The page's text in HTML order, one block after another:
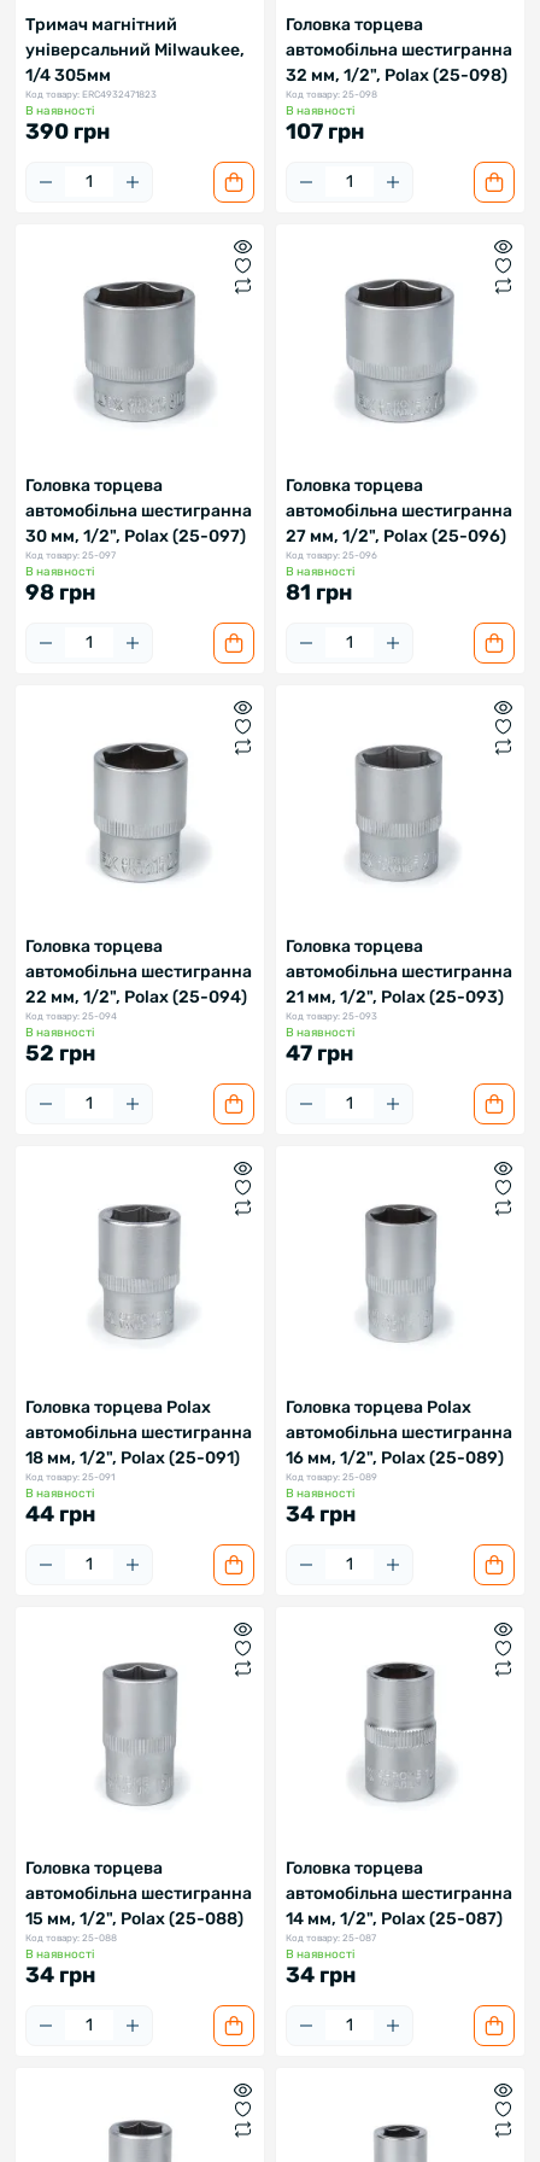
Тримач магнітний
універсальний Milwaukee,
1/4 305мм
Код товару: ERC4932471823
В наявності
390 грн
Головка торцева
автомобільна шестигранна
32 мм, 1/2", Polax (25-098)
Код товару: 25-098
В наявності
107 грн
Головка торцева
автомобільна шестигранна
30 мм, 1/2", Polax (25-097)
Код товару: 25-097
В наявності
98 грн
Головка торцева
автомобільна шестигранна
27 мм, 1/2", Polax (25-096)
Код товару: 25-096
В наявності
81 грн
Головка торцева
автомобільна шестигранна
22 мм, 1/2", Polax (25-094)
Код товару: 25-094
В наявності
52 грн
Головка торцева
автомобільна шестигранна
21 мм, 1/2", Polax (25-093)
Код товару: 25-093
В наявності
47 грн
Головка торцева Polax
автомобільна шестигранна
18 мм, 1/2", Polax (25-091)
Код товару: 25-091
В наявності
44 грн
Головка торцева Polax
автомобільна шестигранна
16 мм, 1/2", Polax (25-089)
Код товару: 25-089
В наявності
34 грн
Головка торцева
автомобільна шестигранна
15 мм, 1/2", Polax (25-088)
Код товару: 25-088
В наявності
34 грн
Головка торцева
автомобільна шестигранна
14 мм, 1/2", Polax (25-087)
Код товару: 25-087
В наявності
34 грн